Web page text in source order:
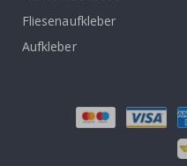
Fliesenaufkleber
Aufkleber